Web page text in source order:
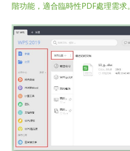
階功能，適合臨時性PDF處理需求。